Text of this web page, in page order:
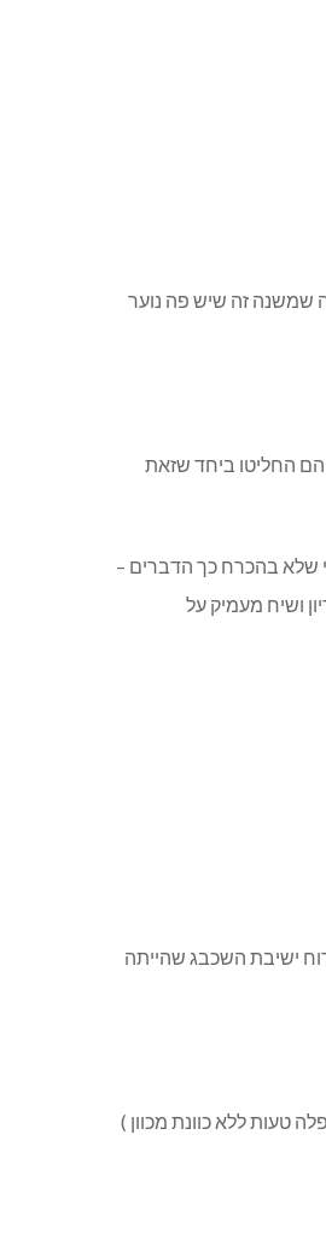
שמשנה זה שיש פה נוער
החליטו ביחד שזאת
שלא בהכרח כך הדברים –
ושיח מעמיק על
ישיבת השכבג שהייתה
טעות ללא כוונת מכוון )